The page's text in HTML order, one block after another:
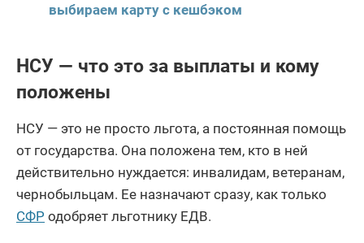
выбираем карту с кешбэком
НСУ — что это за выплаты и кому
положены
НСУ — это не просто льгота, а постоянная помощь
от государства. Она положена тем, кто в ней
действительно нуждается: инвалидам, ветеранам,
чернобыльцам. Ее назначают сразу, как только
СФР одобряет льготнику ЕДВ.